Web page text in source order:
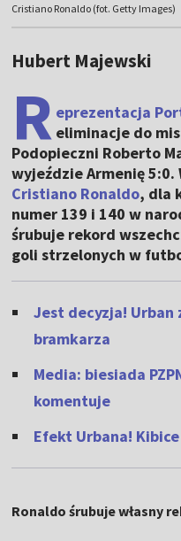
Cristiano Ronaldo (fot. Getty Images)
Hubert Majewski
R eprezentacja
eliminacje do
Podopieczni Roberto
wyjeździe Armenię
Cristiano Ronaldo, dla
numer 139 i 140 w
śrubuje rekord
goli strzelonych w
Jest decyzja! Urban
bramkarza
Media: biesiada
komentuje
Efekt Urbana!
Ronaldo śrubuje własny